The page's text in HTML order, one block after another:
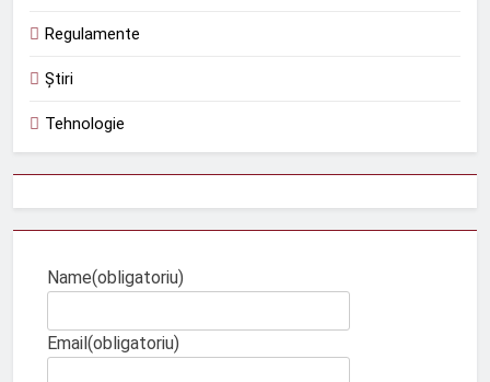
Regulamente
Știri
Tehnologie
Name(obligatoriu)
Email(obligatoriu)